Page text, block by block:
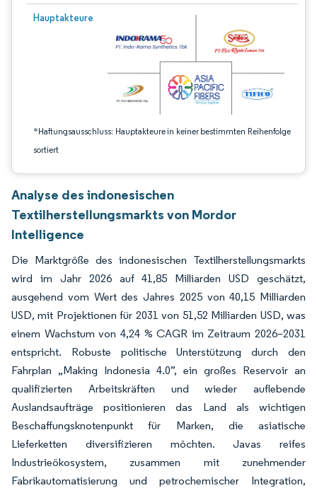
Hauptakteure
*Haftungsausschluss: Hauptakteure in keiner bestimmten Reihenfolge
sortiert
Bild © Mordor Intelligence. Wiederverwendung erfordert Namensnennung
Analyse des indonesischen
Textilherstellungsmarkts von Mordor
Intelligence
Die Marktgröße des indonesischen Textilherstellungsmarkts
wird im Jahr 2026 auf 41,85 Milliarden USD geschätzt,
ausgehend vom Wert des Jahres 2025 von 40,15 Milliarden
USD, mit Projektionen für 2031 von 51,52 Milliarden USD, was
einem Wachstum von 4,24 % CAGR im Zeitraum 2026–2031
entspricht. Robuste politische Unterstützung durch den
Fahrplan „Making Indonesia 4.0”, ein großes Reservoir an
qualifizierten Arbeitskräften und wieder auflebende
Auslandsaufträge positionieren das Land als wichtigen
Beschaffungsknotenpunkt für Marken, die asiatische
Lieferketten diversifizieren möchten. Javas reifes
Industrieökosystem, zusammen mit zunehmender
Fabrikautomatisierung und petrochemischer Integration,